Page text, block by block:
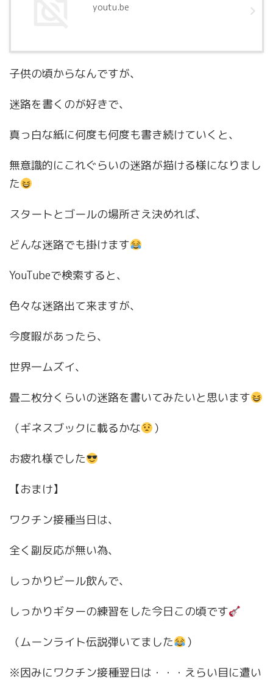
youtu.be
子供の頃からなんですが、
迷路を書くのが好きで、
真っ白な紙に何度も何度も書き続けていくと、
無意識的にこれぐらいの迷路が描ける様になりまし
た
スタートとゴールの場所さえ決めれば、
どんな迷路でも掛けます
YouTubeで検索すると、
色々な迷路出て来ますが、
今度暇があったら、
世界一ムズイ、
畳二枚分くらいの迷路を書いてみたいと思います
（ギネスブックに載るかな
）
お疲れ様でした
【おまけ】
ワクチン接種当日は、
全く副反応が無い為、
しっかりビール飲んで、
しっかりギターの練習をした今日この頃です
（ムーンライト伝説弾いてました
）
※因みにワクチン接種翌日は・・・えらい目に遭い